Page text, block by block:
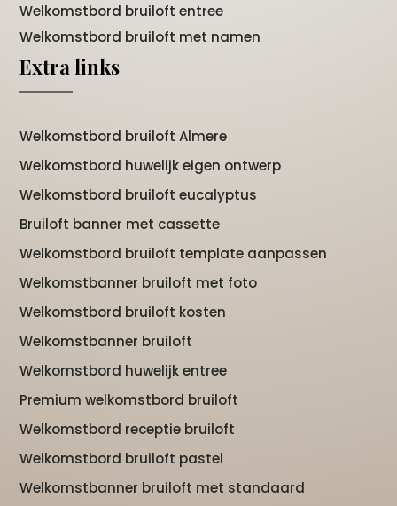
Welkomstbord bruiloft entree
Welkomstbord bruiloft met namen
Extra links
Welkomstbord bruiloft Almere
Welkomstbord huwelijk eigen ontwerp
Welkomstbord bruiloft eucalyptus
Bruiloft banner met cassette
Welkomstbord bruiloft template aanpassen
Welkomstbanner bruiloft met foto
Welkomstbord bruiloft kosten
Welkomstbanner bruiloft
Welkomstbord huwelijk entree
Premium welkomstbord bruiloft
Welkomstbord receptie bruiloft
Welkomstbord bruiloft pastel
Welkomstbanner bruiloft met standaard